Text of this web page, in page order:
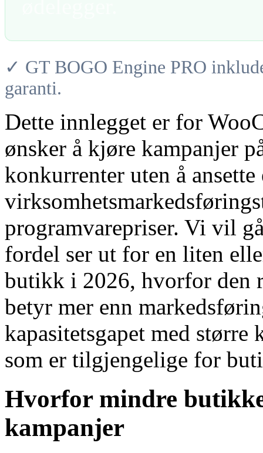
✓ GT BOGO Engine PRO
garanti.
Dette innlegget er for
ønsker å kjøre kampanjer
konkurrenter uten å ansette
programvarepriser. Vi vil
fordel ser ut for en liten
butikk i 2026, hvorfor den
betyr mer enn
kapasitetsgapet med
som er tilgjengelige for
Hvorfor mindre
kampanjer